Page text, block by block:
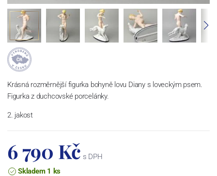
Krásná rozměrnější figurka bohyně lovu Diany s loveckým psem.
Figurka z duchcovské porcelánky.
2. jakost
6 790 Kč s DPH
Skladem 1 ks